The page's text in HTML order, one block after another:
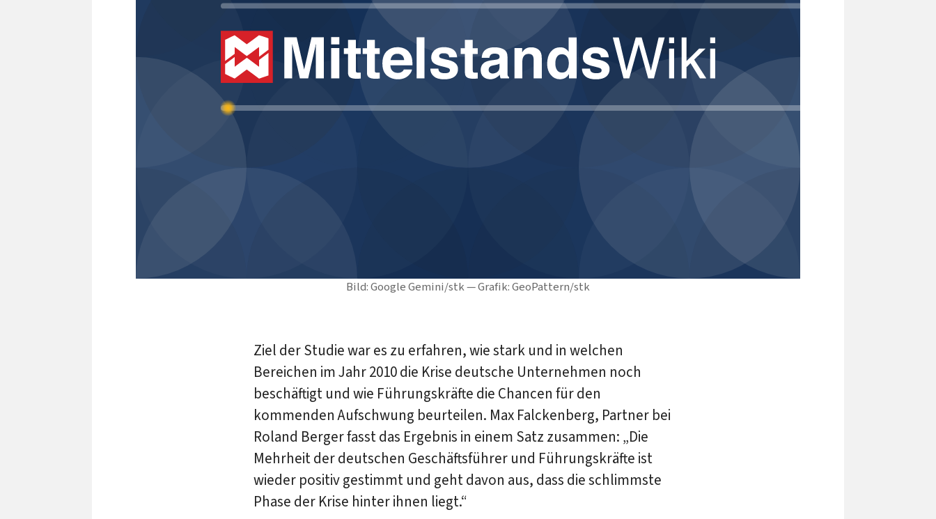
Bild: Google Gemini/stk — Grafik: GeoPattern/stk
Ziel der Studie war es zu erfahren, wie stark und in welchen
Bereichen im Jahr 2010 die Krise deutsche Unternehmen noch
beschäftigt und wie Führungskräfte die Chancen für den
kommenden Aufschwung beurteilen. Max Falckenberg, Partner bei
Roland Berger fasst das Ergebnis in einem Satz zusammen: „Die
Mehrheit der deutschen Geschäftsführer und Führungskräfte ist
wieder positiv gestimmt und geht davon aus, dass die schlimmste
Phase der Krise hinter ihnen liegt.“